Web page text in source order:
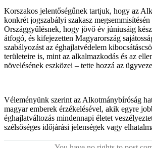
Korszakos jelentőségűnek tartjuk, hogy az
konkrét jogszabályi szakasz
Országgyűlésnek, hogy jövő év júniusáig
átfogó, és kifejezetten Magyarország
szabályozást az éghajlatvédelem
területeire is, mint az alkalmazkodás és az
növelésének eszközei – tette hozzá az
Véleményünk szerint az Alkotmánybíróság
magyar emberek érzékelésével, akik egyre
éghajlatváltozás mindennapi életet
szélsőséges időjárási jelenségek vagy